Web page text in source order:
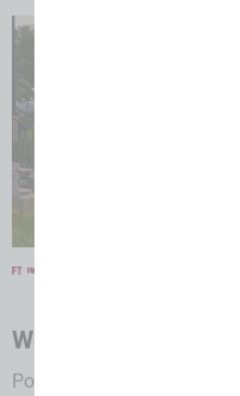
Woran es im
Podcast „Blaues Brot“,